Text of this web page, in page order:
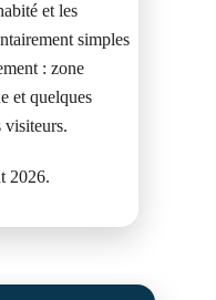
et les
simples
: zone
et quelques
visiteurs.
2026.